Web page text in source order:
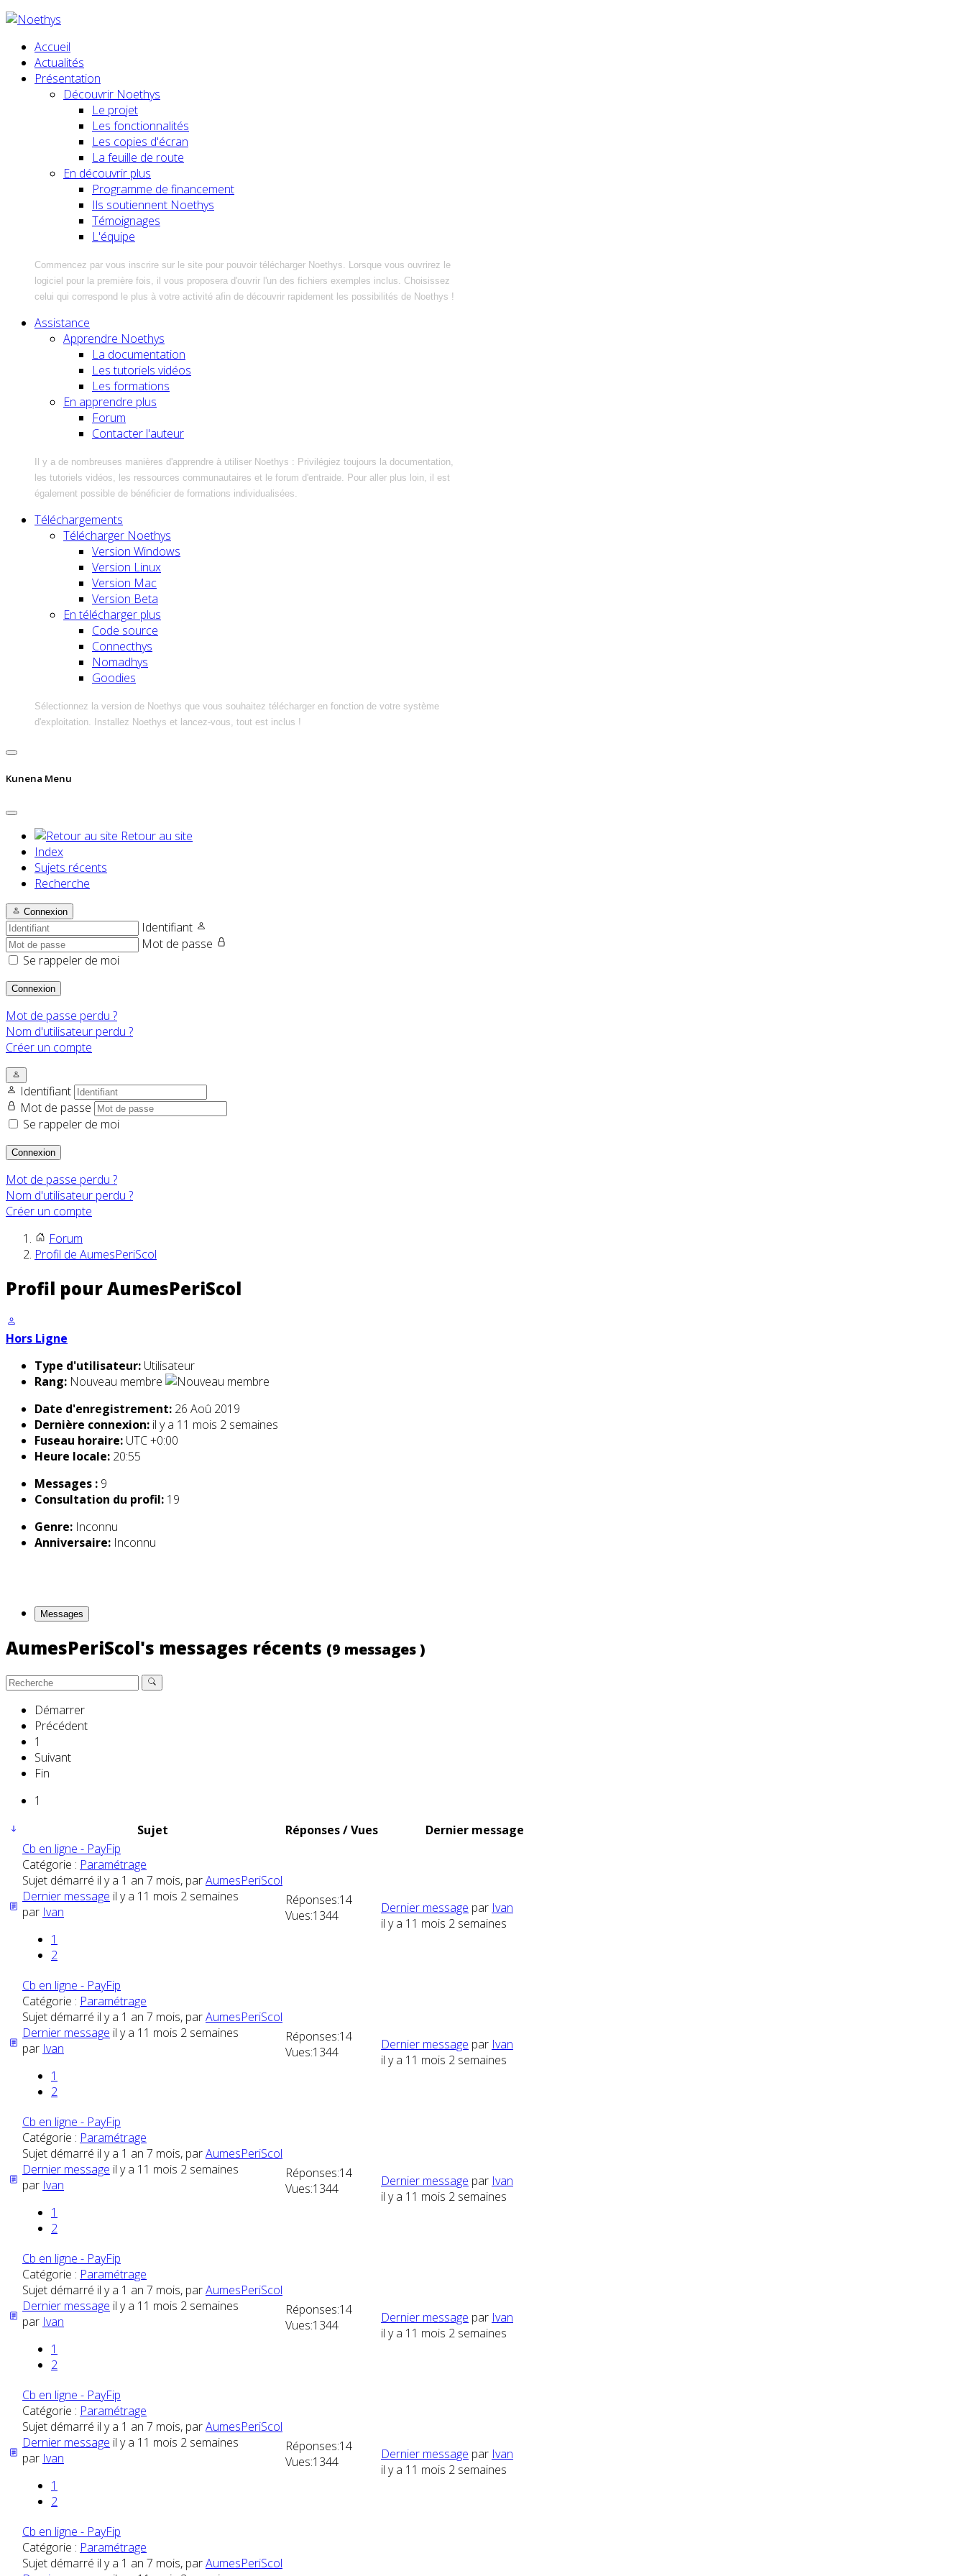
Accueil
Actualités
Présentation
Découvrir Noethys
Le projet
Les fonctionnalités
Les copies d'écran
La feuille de route
En découvrir plus
Programme de financement
Ils soutiennent Noethys
Témoignages
L'équipe
Commencez par vous inscrire sur le site pour pouvoir télécharger Noethys. Lorsque vous ouvrirez le
logiciel pour la première fois, il vous proposera d'ouvrir l'un des fichiers exemples inclus. Choisissez
celui qui correspond le plus à votre activité afin de découvrir rapidement les possibilités de Noethys !
Assistance
Apprendre Noethys
La documentation
Les tutoriels vidéos
Les formations
En apprendre plus
Forum
Contacter l'auteur
Il y a de nombreuses manières d'apprendre à utiliser Noethys : Privilégiez toujours la documentation,
les tutoriels vidéos, les ressources communautaires et le forum d'entraide. Pour aller plus loin, il est
également possible de bénéficier de formations individualisées.
Téléchargements
Télécharger Noethys
Version Windows
Version Linux
Version Mac
Version Beta
En télécharger plus
Code source
Connecthys
Nomadhys
Goodies
Sélectionnez la version de Noethys que vous souhaitez télécharger en fonction de votre système
d'exploitation. Installez Noethys et lancez-vous, tout est inclus !
Kunena Menu
Retour au site
Index
Sujets récents
Recherche
Connexion
Identifiant
Mot de passe
Se rappeler de moi
Connexion
Mot de passe perdu ?
Nom d'utilisateur perdu ?
Créer un compte
Identifiant
Mot de passe
Se rappeler de moi
Connexion
Mot de passe perdu ?
Nom d'utilisateur perdu ?
Créer un compte
Forum
Profil de AumesPeriScol
Profil pour AumesPeriScol
Hors Ligne
Type d'utilisateur: Utilisateur
Rang: Nouveau membre
Date d'enregistrement: 26 Aoû 2019
Dernière connexion: il y a 11 mois 2 semaines
Fuseau horaire: UTC +0:00
Heure locale: 20:55
Messages : 9
Consultation du profil: 19
Genre: Inconnu
Anniversaire: Inconnu
Messages
AumesPeriScol's messages récents (9 messages )
Démarrer
Précédent
1
Suivant
Fin
1
Sujet
Réponses / Vues
Dernier message
Cb en ligne - PayFip
Catégorie : Paramétrage
Sujet démarré il y a 1 an 7 mois, parAumesPeriScol
Dernier message il y a 11 mois 2 semaines
par Ivan
1
2
Réponses:14
Vues:1344 Dernier message par Ivan
il y a 11 mois 2 semaines
Cb en ligne - PayFip
Catégorie : Paramétrage
Sujet démarré il y a 1 an 7 mois, parAumesPeriScol
Dernier message il y a 11 mois 2 semaines
par Ivan
1
2
Réponses:14
Vues:1344 Dernier message par Ivan
il y a 11 mois 2 semaines
Cb en ligne - PayFip
Catégorie : Paramétrage
Sujet démarré il y a 1 an 7 mois, parAumesPeriScol
Dernier message il y a 11 mois 2 semaines
par Ivan
1
2
Réponses:14
Vues:1344 Dernier message par Ivan
il y a 11 mois 2 semaines
Cb en ligne - PayFip
Catégorie : Paramétrage
Sujet démarré il y a 1 an 7 mois, parAumesPeriScol
Dernier message il y a 11 mois 2 semaines
par Ivan
1
2
Réponses:14
Vues:1344 Dernier message par Ivan
il y a 11 mois 2 semaines
Cb en ligne - PayFip
Catégorie : Paramétrage
Sujet démarré il y a 1 an 7 mois, parAumesPeriScol
Dernier message il y a 11 mois 2 semaines
par Ivan
1
2
Réponses:14
Vues:1344 Dernier message par Ivan
il y a 11 mois 2 semaines
Cb en ligne - PayFip
Catégorie : Paramétrage
Sujet démarré il y a 1 an 7 mois, parAumesPeriScol